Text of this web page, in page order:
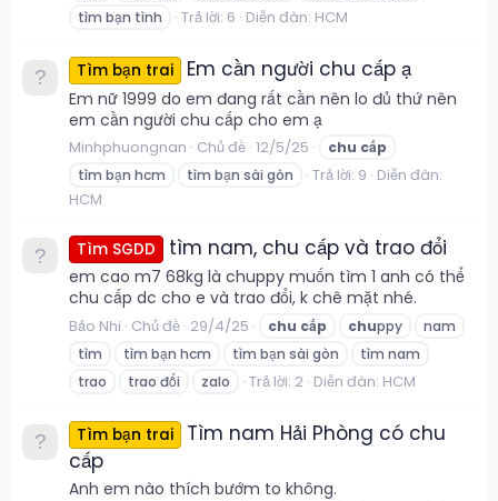
tìm bạn tình
Trả lời: 6 Diễn đàn: HCM
Tìm bạn trai Em cần người chu cấp ạ
Em nữ 1999 do em đang rất cần nên lo đủ thứ nên
em cần người chu cấp cho em ạ
Minhphuongnan Chủ đề 12/5/25 chu cấp
tìm bạn hcm
tìm bạn sài gòn Trả lời: 9 Diễn đàn:
HCM
Tìm SGDD tìm nam, chu cấp và trao đổi
em cao m7 68kg là chuppy muốn tìm 1 anh có thể
chu cấp dc cho e và trao đổi, k chê mặt nhé.
Bảo Nhi Chủ đề 29/4/25 chu cấp chuppy
nam
tìm
tìm bạn hcm tìm bạn sài gòn
tìm nam
trao
trao đổi zalo Trả lời: 2 Diễn đàn: HCM
Tìm bạn trai
Tìm nam Hải Phòng có chu
cấp
Anh em nào thích bướm to không.